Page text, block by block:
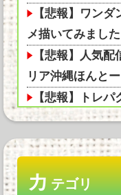
【悲報】ワン
メ描いてみまし
【悲報】人気
リア沖縄ほんと
【悲報】トレ
って言い訳して
モンスターハン
んな部分だと思
【正論】ホリエ
カテゴリ